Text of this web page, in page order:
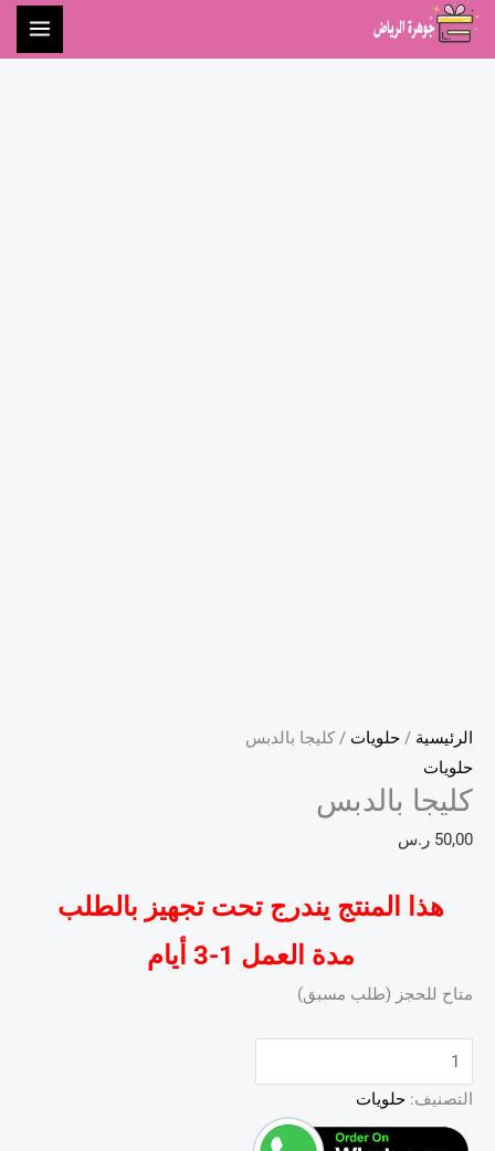
تخطي
إلى
الرئيسية / حلويات / كليجا بالدبس
حلويات
كليجا بالدبس
50,00 ر.س
هذا المنتج يندرج تحت تجهيز بالطلب
مدة العمل 1-3 أيام
متاح للحجز (طلب مسبق)
التصنيف: حلويات